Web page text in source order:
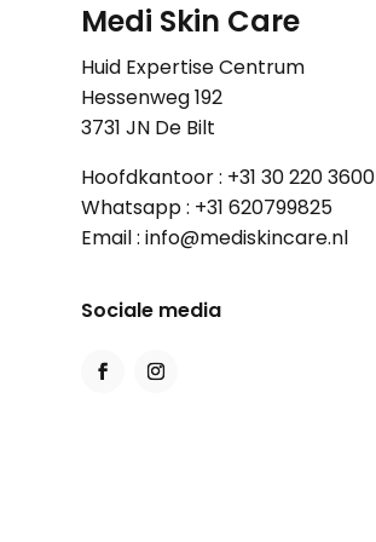
Medi Skin Care
Huid Expertise Centrum
Hessenweg 192
3731 JN De Bilt
Hoofdkantoor : +31 30 220 3600
Whatsapp : +31 620799825
Email : info@mediskincare.nl
Sociale media